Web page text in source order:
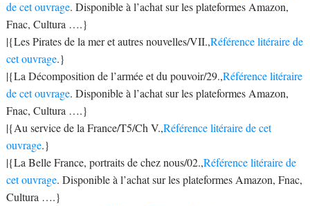
de cet ouvrage. Disponible à l’achat sur les plateformes Amazon,
Fnac, Cultura ….}
|{Les Pirates de la mer et autres nouvelles/VII.,Référence litéraire de
cet ouvrage.}
|{La Décomposition de l’armée et du pouvoir/29.,Référence litéraire
de cet ouvrage. Disponible à l’achat sur les plateformes Amazon,
Fnac, Cultura ….}
|{Au service de la France/T5/Ch V.,Référence litéraire de cet
ouvrage.}
|{La Belle France, portraits de chez nous/02.,Référence litéraire de
cet ouvrage. Disponible à l’achat sur les plateformes Amazon, Fnac,
Cultura ….}